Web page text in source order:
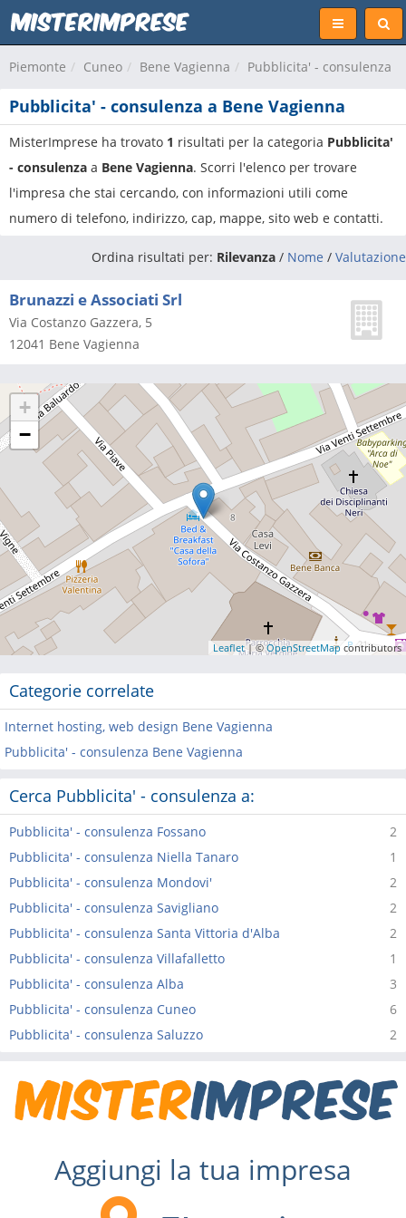
Piemonte Cuneo Bene Vagienna Pubblicita' - consulenza
Pubblicita' - consulenza a Bene Vagienna
MisterImprese ha trovato 1 risultati per la categoria Pubblicita'
- consulenza a Bene Vagienna. Scorri l'elenco per trovare
l'impresa che stai cercando, con informazioni utili come
numero di telefono, indirizzo, cap, mappe, sito web e contatti.
Ordina risultati per: Rilevanza / Nome / Valutazione
Brunazzi e Associati Srl
Via Costanzo Gazzera, 5
12041 Bene Vagienna
+
−
Leaflet| ©OpenStreetMap contributors
Categorie correlate
Internet hosting, web design Bene Vagienna
Pubblicita' - consulenza Bene Vagienna
Cerca Pubblicita' - consulenza a:
2
Pubblicita' - consulenza Fossano
1
Pubblicita' - consulenza Niella Tanaro
2
Pubblicita' - consulenza Mondovi'
2
Pubblicita' - consulenza Savigliano
2
Pubblicita' - consulenza Santa Vittoria d'Alba
1
Pubblicita' - consulenza Villafalletto
3
Pubblicita' - consulenza Alba
6
Pubblicita' - consulenza Cuneo
2
Pubblicita' - consulenza Saluzzo
Aggiungi la tua impresa